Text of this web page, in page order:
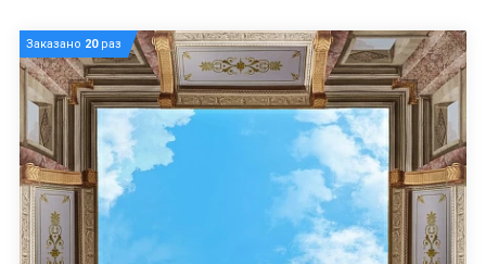
Заказано 20раз